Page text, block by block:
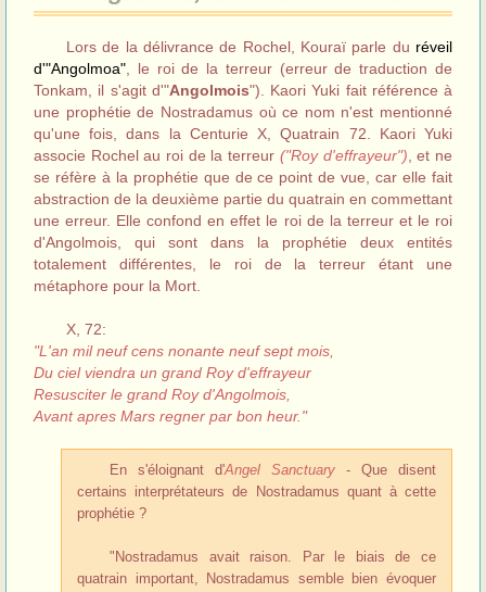
Lors de la délivrance de Rochel, Kouraï parle du réveil
d'"Angolmoa" , le roi de la terreur (erreur de traduction de
Tonkam, il s'agit d'"Angolmois"). Kaori Yuki fait référence à
une prophétie de Nostradamus où ce nom n'est mentionné
qu'une fois, dans la Centurie X, Quatrain 72. Kaori Yuki
associe Rochel au roi de la terreur ("Roy d'effrayeur") , et ne
se réfère à la prophétie que de ce point de vue, car elle fait
abstraction de la deuxième partie du quatrain en commettant
une erreur. Elle confond en effet le roi de la terreur et le roi
d'Angolmois, qui sont dans la prophétie deux entités
totalement différentes, le roi de la terreur étant une
métaphore pour la Mort.
X, 72:
"L'an mil neuf cens nonante neuf sept mois,
Du ciel viendra un grand Roy d'effrayeur
Resusciter le grand Roy d'Angolmois,
Avant apres Mars regner par bon heur."
En s'éloignant d'Angel Sanctuary - Que disent
certains interprétateurs de Nostradamus quant à cette
prophétie ?
"Nostradamus avait raison. Par le biais de ce
quatrain important, Nostradamus semble bien évoquer